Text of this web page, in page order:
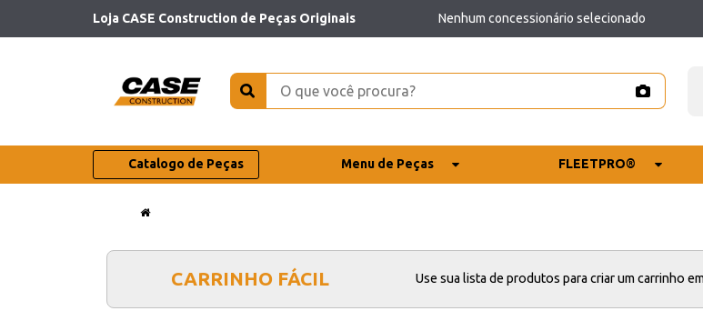
Loja CASE Construction de Peças Originais Nenhum concessionário selecionado
Catalogo de Peças Menu de Peças FLEETPRO®
CARRINHO FÁCIL Use sua lista de produtos para criar um carrinho